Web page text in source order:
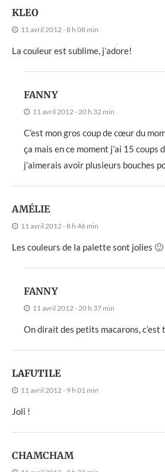
KLEO
11 avril 2012 - 8 h 08 min
La couleur est sublime, j’adore!
FANNY
11 avril 2012 - 20 h 32 min
C’est mon gros coup de cœur du
ça mais en ce moment j’ai 15 coups
j’aimerais avoir plusieurs bouches
AMÉLIE
11 avril 2012 - 8 h 46 min
Les couleurs de la palette sont jolies 🙂
FANNY
11 avril 2012 - 20 h 37 min
On dirait des petits macarons,
LAFUTILE
11 avril 2012 - 9 h 01 min
Joli !
CHAMCHAM